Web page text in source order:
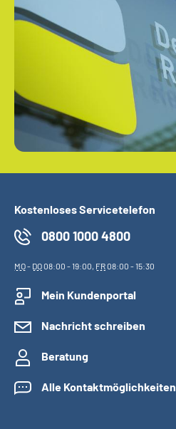
Kostenloses Servicetelefon
0800 1000 4800
MO- DO08:00 - 19:00, FR08:00 - 15:30
Mein Kundenportal
Nachricht schreiben
Beratung
Alle Kontaktmöglichkeiten